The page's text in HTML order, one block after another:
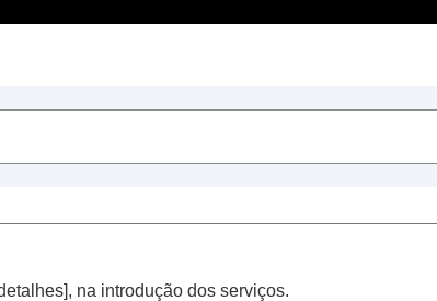
], na introdução dos serviços.